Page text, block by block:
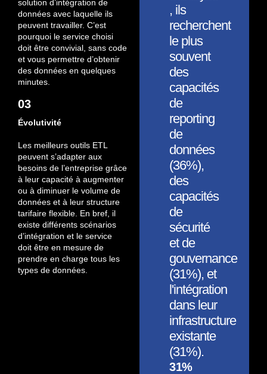
solution d’intégration de
données avec laquelle ils
peuvent travailler. C’est
pourquoi le service choisi
doit être convivial, sans code
et vous permettre d’obtenir
des données en quelques
minutes.
03
Évolutivité
Les meilleurs outils ETL
peuvent s’adapter aux
besoins de l’entreprise grâce
à leur capacité à augmenter
ou à diminuer le volume de
données et à leur structure
tarifaire flexible. En bref, il
existe différents scénarios
d’intégration et le service
doit être en mesure de
prendre en charge tous les
types de données.
, ils
recherchent
le plus
souvent
des
capacités
de
reporting
de
données
(36%),
des
capacités
de
sécurité
et de
gouvernance
(31%), et
l'intégration
dans leur
infrastructure
existante
(31%).
31%